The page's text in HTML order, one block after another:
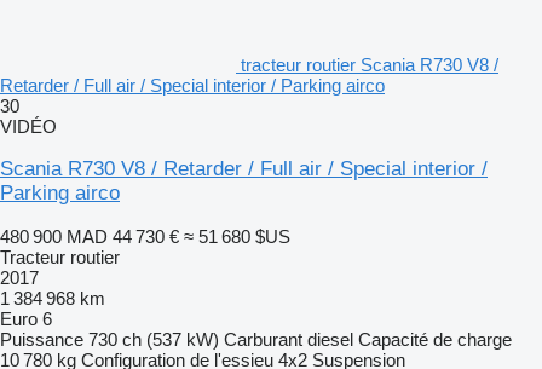
tracteur routier Scania R730 V8 /
Retarder / Full air / Special interior / Parking airco
30
VIDÉO
Scania R730 V8 / Retarder / Full air / Special interior /
Parking airco
480 900 MAD 44 730 € ≈ 51 680 $US
Tracteur routier
2017
1 384 968 km
Euro 6
Puissance 730 ch (537 kW) Carburant diesel Capacité de charge
10 780 kg Configuration de l'essieu 4x2 Suspension